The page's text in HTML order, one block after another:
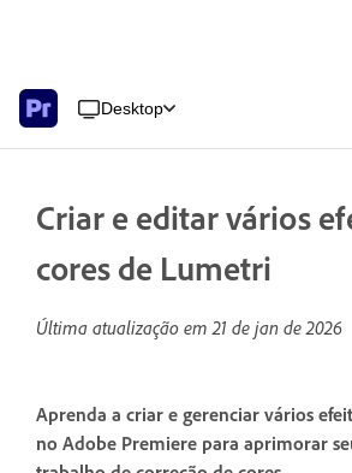
Desktop
Criar e editar vários
cores de Lumetri
Última atualização em21 de jan de 2026
Aprenda a criar e gerenciar vários
no Adobe Premiere para aprimorar